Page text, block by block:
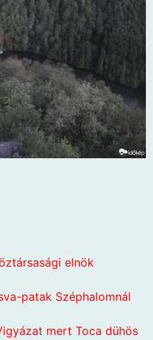
elnök
patak Széphalomnál
mert Toca dühös